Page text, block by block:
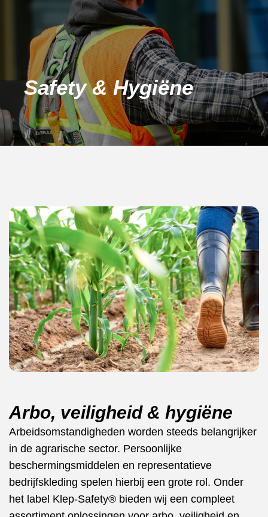
Safety & Hygiëne
Arbo, veiligheid & hygiëne
Arbeidsomstandigheden worden steeds belangrijker
in de agrarische sector. Persoonlijke
beschermingsmiddelen en representatieve
bedrijfskleding spelen hierbij een grote rol. Onder
het label Klep-Safety® bieden wij een compleet